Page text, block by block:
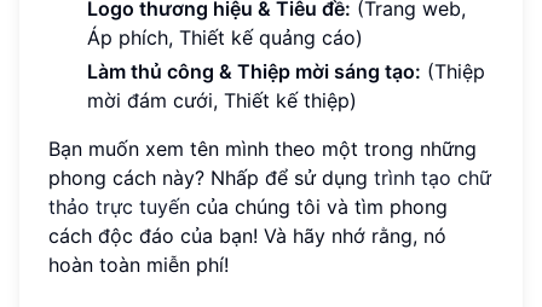
Logo thương hiệu & Tiêu đề: (Trang web,
Áp phích, Thiết kế quảng cáo)
Làm thủ công & Thiệp mời sáng tạo: (Thiệp
mời đám cưới, Thiết kế thiệp)
Bạn muốn xem tên mình theo một trong những
phong cách này? Nhấp để sử dụng trình tạo chữ
thảo trực tuyến của chúng tôi và tìm phong
cách độc đáo của bạn! Và hãy nhớ rằng, nó
hoàn toàn miễn phí!